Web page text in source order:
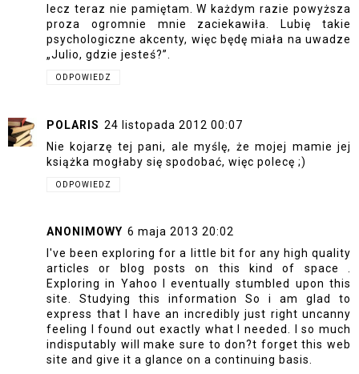
lecz teraz nie pamiętam. W każdym razie powyższa
proza ogromnie mnie zaciekawiła. Lubię takie
psychologiczne akcenty, więc będę miała na uwadze
„Julio, gdzie jesteś?”.
ODPOWIEDZ
POLARIS 24 listopada 2012 00:07
Nie kojarzę tej pani, ale myślę, że mojej mamie jej
książka mogłaby się spodobać, więc polecę ;)
ODPOWIEDZ
ANONIMOWY 6 maja 2013 20:02
I've been exploring for a little bit for any high quality
articles or blog posts on this kind of space .
Exploring in Yahoo I eventually stumbled upon this
site. Studying this information So i am glad to
express that I have an incredibly just right uncanny
feeling I found out exactly what I needed. I so much
indisputably will make sure to don?t forget this web
site and give it a glance on a continuing basis.